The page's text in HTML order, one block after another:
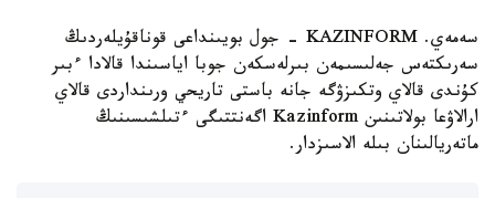
سەمەي. KAZINFORM - جول بويىنداعى قوناقۇيلەردىڭ
سەرىكتەس جەلىسىمەن بىرلەسكەن جوبا اياسىندا قالادا ءبىر
كۇندى قالاي وتكىزۋگە جانە باستى تاريحي ورىنداردى قالاي
ارالاۋعا بولاتىنىن Kazinform اگەنتتىگى ءتىلشىسىنىڭ
ماتەريالىنان بىلە الاسىزدار.